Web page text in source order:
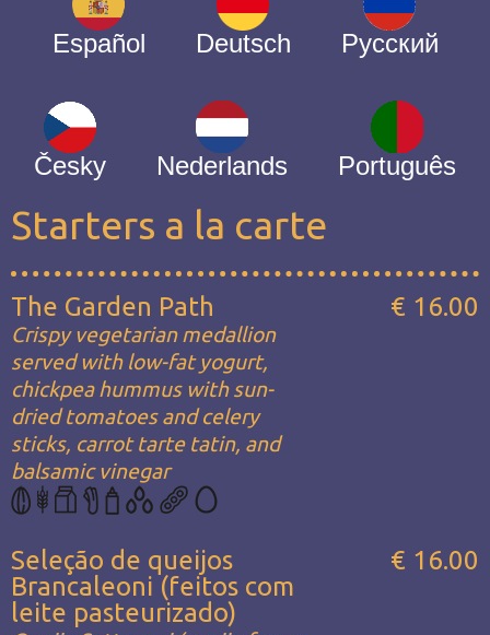
Español Deutsch Русский
Česky Nederlands Português
Starters a la carte
The Garden Path
Crispy vegetarian medallion
served with low-fat yogurt,
chickpea hummus with sun-
dried tomatoes and celery
sticks, carrot tarte tatin, and
balsamic vinegar
€ 16.00
Seleção de queijos
Brancaleoni (feitos com
leite pasteurizado)
€ 16.00